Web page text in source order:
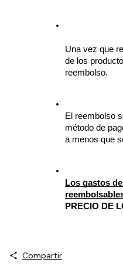
Una vez que
de los
reembolso.
El reembolso
método de
a menos que
Los gastos
PRECIO DE
Compartir